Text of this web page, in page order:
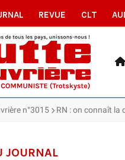
REVUE CLT
n°3015 RN : on connaît la
JOURNAL